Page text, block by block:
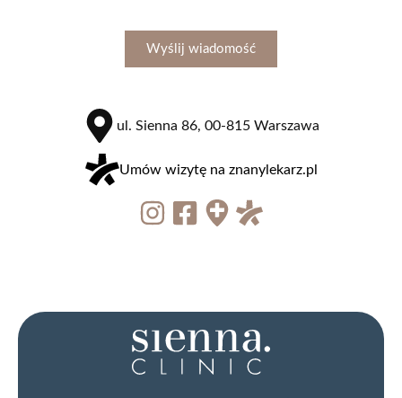
zobacz więcej
Osocze bogatopłytkowe
Wyślij wiadomość
ul. Sienna 86, 00-815 Warszawa
Umów wizytę na znanylekarz.pl